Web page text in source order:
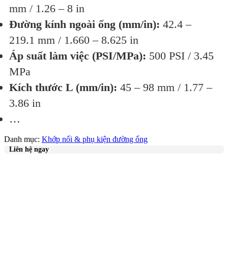
mm / 1.26 – 8 in
Đường kính ngoài ống (mm/in): 42.4 –
219.1 mm / 1.660 – 8.625 in
Áp suất làm việc (PSI/MPa): 500 PSI / 3.45
MPa
Kích thước L (mm/in): 45 – 98 mm / 1.77 –
3.86 in
…
Danh mục: Khớp nối & phụ kiện đường ống
Liên hệ ngay